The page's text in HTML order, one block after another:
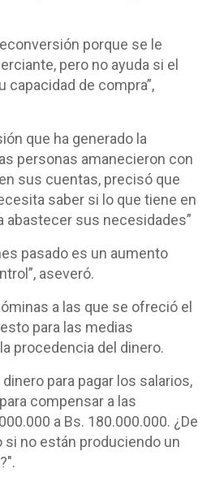
porque se le
pero no ayuda si el
capacidad de compra”,
que ha generado la
personas amanecieron con
sus cuentas, precisó que
saber si lo que tiene en
abastecer sus necesidades”
pasado es un aumento
aseveró.
a las que se ofreció el
para las medias
procedencia del dinero.
dinero para pagar los salarios,
compensar a las
a Bs. 180.000.000. ¿De
si no están produciendo un